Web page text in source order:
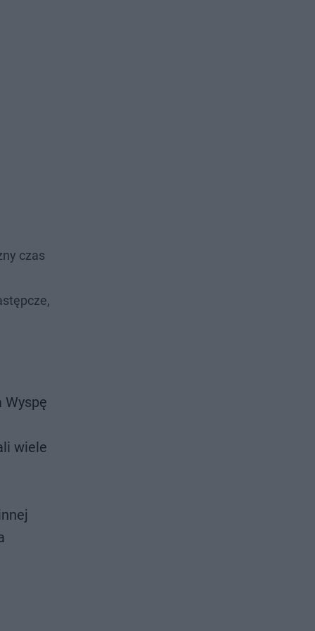
czas
Wyspę
wiele